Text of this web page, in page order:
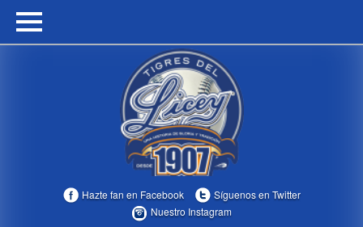
HOME
Hazte fan en Facebook
Síguenos en Twitter
Nuestro Instagram